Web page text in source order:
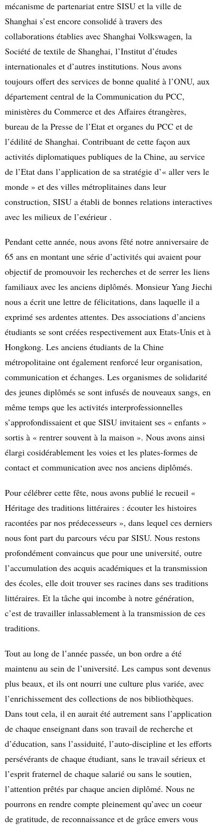
mécanisme de partenariat entre SISU et la ville de
Shanghai s’est encore consolidé à travers des
collaborations établies avec Shanghai Volkswagen, la
Société de textile de Shanghai, l’Institut d’études
internationales et d’autres institutions. Nous avons
toujours offert des services de bonne qualité à l’ONU, aux
département central de la Communication du PCC,
ministères du Commerce et des Affaires étrangères,
bureau de la Presse de l’Etat et organes du PCC et de
l’édilité de Shanghai. Contribuant de cette façon aux
activités diplomatiques publiques de la Chine, au service
de l’Etat dans l’application de sa stratégie d’« aller vers le
monde » et des villes métroplitaines dans leur
construction, SISU a établi de bonnes relations interactives
avec les milieux de l’exérieur .
Pendant cette année, nous avons fêté notre anniversaire de
65 ans en montant une série d’activités qui avaient pour
objectif de promouvoir les recherches et de serrer les liens
familiaux avec les anciens diplômés. Monsieur Yang Jiechi
nous a écrit une lettre de félicitations, dans laquelle il a
exprimé ses ardentes attentes. Des associations d’anciens
étudiants se sont créées respectivement aux Etats-Unis et à
Hongkong. Les anciens étudiants de la Chine
métropolitaine ont également renforcé leur organisation,
communication et échanges. Les organismes de solidarité
des jeunes diplômés se sont infusés de nouveaux sangs, en
même temps que les activités interprofessionnelles
s’approfondissaient et que SISU invitaient ses « enfants »
sortis à « rentrer souvent à la maison ». Nous avons ainsi
élargi cosidérablement les voies et les plates-formes de
contact et communication avec nos anciens diplômés.
Pour célébrer cette fête, nous avons publié le recueil «
Héritage des traditions littéraires : écouter les histoires
racontées par nos prédecesseurs », dans lequel ces derniers
nous font part du parcours vécu par SISU. Nous restons
profondément convaincus que pour une université, outre
l’accumulation des acquis académiques et la transmission
des écoles, elle doit trouver ses racines dans ses traditions
littéraires. Et la tâche qui incombe à notre génération,
c’est de travailler inlassablement à la transmission de ces
traditions.
Tout au long de l’année passée, un bon ordre a été
maintenu au sein de l’université. Les campus sont devenus
plus beaux, et ils ont nourri une culture plus variée, avec
l’enrichissement des collections de nos bibliothèques.
Dans tout cela, il en aurait été autrement sans l’application
de chaque enseignant dans son travail de recherche et
d’éducation, sans l’assiduité, l’auto-discipline et les efforts
persévérants de chaque étudiant, sans le travail sérieux et
l’esprit fraternel de chaque salarié ou sans le soutien,
l’attention prêtés par chaque ancien diplômé. Nous ne
pourrons en rendre compte pleinement qu’avec un coeur
de gratitude, de reconnaissance et de grâce envers vous